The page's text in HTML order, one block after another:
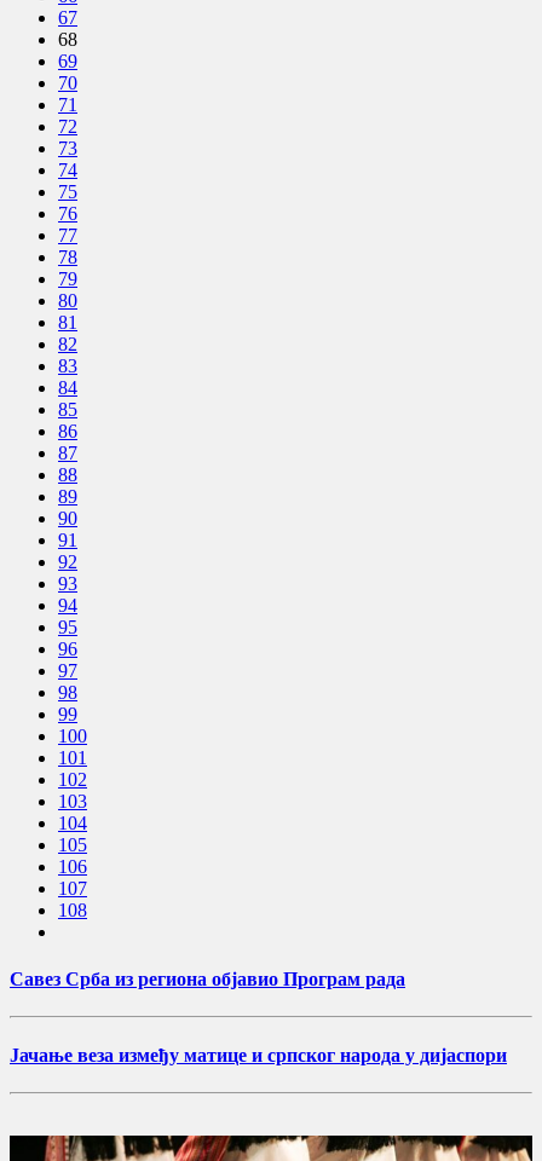
67
68
69
70
71
72
73
74
75
76
77
78
79
80
81
82
83
84
85
86
87
88
89
90
91
92
93
94
95
96
97
98
99
100
101
102
103
104
105
106
107
108
Савез Срба из региона објавио Програм рада
Јачање веза између матице и српског народа у дијаспори